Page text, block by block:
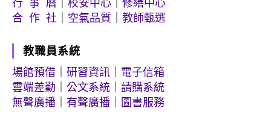
合 作 社
空氣品質 教師甄選
教職員系統
場館預借
研習資訊
電子信箱
雲端差勤
公文系統
請購系統
無聲廣播
有聲廣播 圖書服務